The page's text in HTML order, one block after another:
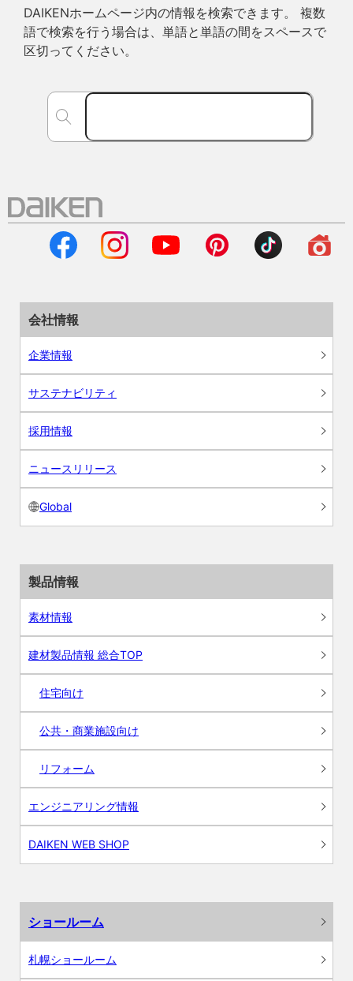
DAIKENホームページ内の情報を検索できます。 複数
語で検索を行う場合は、単語と単語の間をスペースで
区切ってください。
会社情報
企業情報
サステナビリティ
採用情報
ニュースリリース
Global
製品情報
素材情報
建材製品情報 総合TOP
住宅向け
公共・商業施設向け
リフォーム
エンジニアリング情報
DAIKEN WEB SHOP
ショールーム
札幌ショールーム